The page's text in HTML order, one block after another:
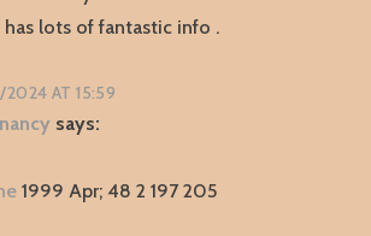
lots of fantastic info .
AT 15:59
says:
1999 Apr; 48 2 197 205